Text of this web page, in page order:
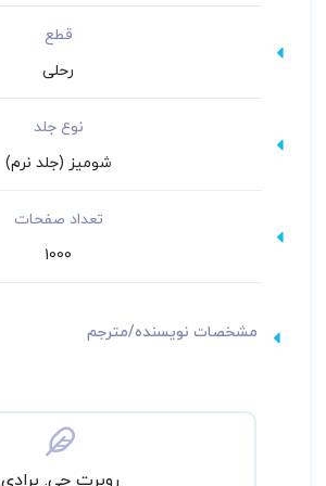
قطع
رحلی
نوع جلد
شومیز (جلد نرم)
تعداد صفحات
1000
مشخصات نویسنده/مترجم
روبرت جی. برادی